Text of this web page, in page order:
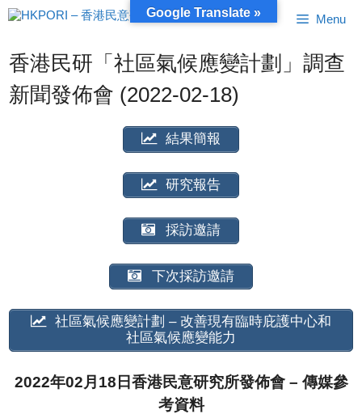
跳
至
容
Menu
香港民研「社區氣候應變計劃」調查
新聞發佈會 (2022-02-18)
結果簡報
研究報告
採訪邀請
下次採訪邀請
社區氣候應變計劃 – 改善現有臨時庇護中心和
社區氣候應變能力
2022年02月18日香港民意研究所發佈會 – 傳媒參
考資料
Google Translate »